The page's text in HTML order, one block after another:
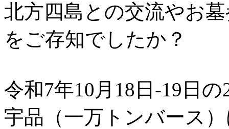
北方四島との交流やお
をご存知でしたか？
令和7年10月18日-19日の
宇品（一万トンバース